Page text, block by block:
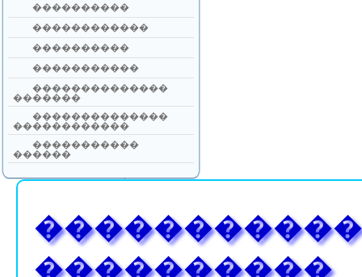
����������
������������
����������
�����������
��������������
�������
��������������
������������
�����������
������
����������